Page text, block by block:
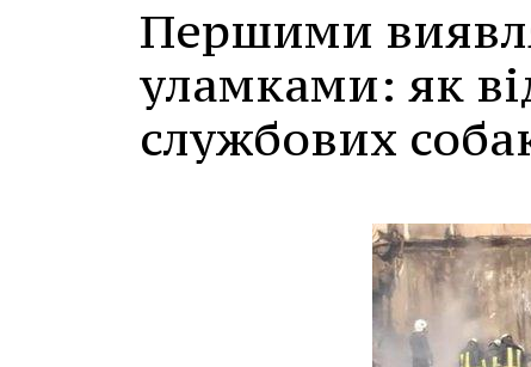
Першими
уламками: як
службових